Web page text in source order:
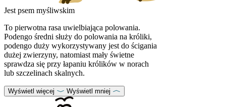
Jest psem myśliwskim
To pierwotna rasa uwielbiająca polowania.
Podengo średni służy do polowania na króliki,
podengo duży wykorzystywany jest do ścigania
dużej zwierzyny, natomiast mały świetne
sprawdza się przy łapaniu królików w norach
lub szczelinach skalnych.
Wyświetl więcej Wyświetl mniej